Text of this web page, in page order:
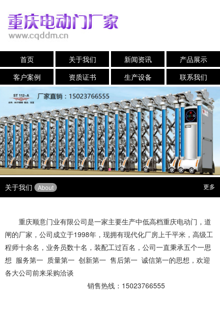
首页 关于我们 新闻资讯
产品展示
客户案例
资质证书 生产设备 联系我们
关于我们 About 更多
重庆顺意门业有限公司是一家主要生产中低高档重庆电动门 ，道
闸的厂家，公司成立于1998年，现拥有现代化厂房上千平米，高级工
程师十余名，业务员数十名，装配工过百名，公司一直秉承五个一思
想 服务第一 质量第一 创新第一 售后第一 诚信第一的思想，欢迎
各大公司前来采购洽谈
销售热线：15023766555